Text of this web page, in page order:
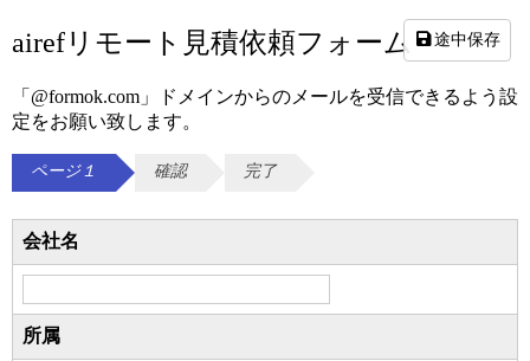
airefリモート見積依頼フォーム
「@formok.com」ドメインからのメールを受信できるよう設
定をお願い致します。
ページ１ 確認 完了
会社名
所属
途中保存